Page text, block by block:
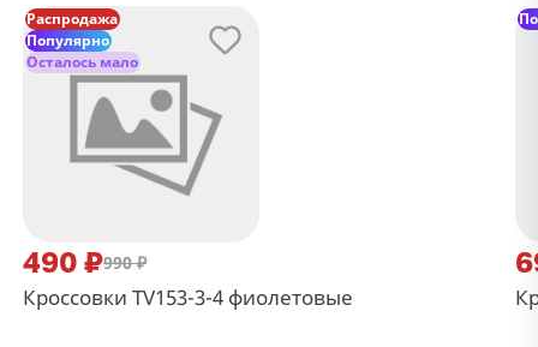
Распродажа
Популярно
Осталось мало
490 ₽990 ₽
Кроссовки TV153-3-4 фиолетовые